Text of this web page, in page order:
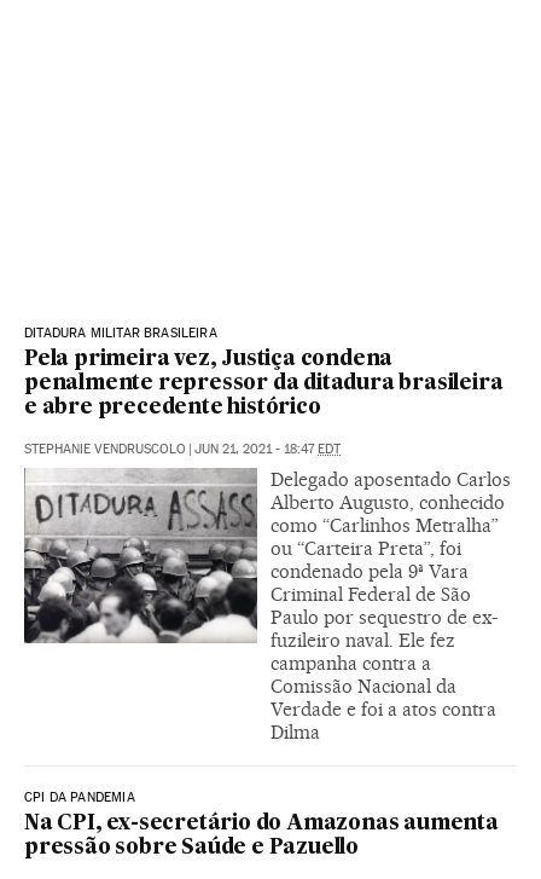
DITADURA MILITAR BRASILEIRA
Pela primeira vez, Justiça condena
penalmente repressor da ditadura brasileira
e abre precedente histórico
STEPHANIE VENDRUSCOLO JUN 21, 2021 - 18:47 EDT
Delegado aposentado Carlos
Alberto Augusto, conhecido
como “Carlinhos Metralha”
ou “Carteira Preta”, foi
condenado pela 9ª Vara
Criminal Federal de São
Paulo por sequestro de ex-
fuzileiro naval. Ele fez
campanha contra a
Comissão Nacional da
Verdade e foi a atos contra
Dilma
CPI DA PANDEMIA
Na CPI, ex-secretário do Amazonas aumenta
pressão sobre Saúde e Pazuello